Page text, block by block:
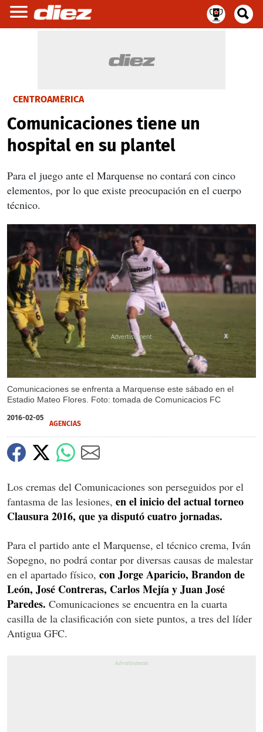
CENTROAMÉRICA
Comunicaciones tiene un
hospital en su plantel
Para el juego ante el Marquense no contará con cinco
elementos, por lo que existe preocupación en el cuerpo
técnico.
Comunicaciones se enfrenta a Marquense este sábado en el
Estadio Mateo Flores. Foto: tomada de Comunicacios FC
X
2016-02-05
AGENCIAS
Los cremas del Comunicaciones son perseguidos por el
fantasma de las lesiones, en el inicio del actual torneo
Clausura 2016, que ya disputó cuatro jornadas.
Para el partido ante el Marquense, el técnico crema, Iván
Sopegno, no podrá contar por diversas causas de malestar
en el apartado físico, con Jorge Aparicio, Brandon de
León, José Contreras, Carlos Mejía y Juan José
Paredes. Comunicaciones se encuentra en la cuarta
casilla de la clasificación con siete puntos, a tres del líder
Antigua GFC.